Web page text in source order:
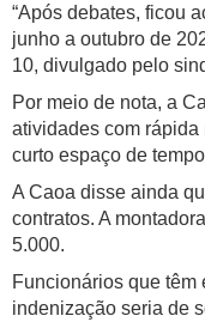
“Após debates, ficou
junho a outubro de
10, divulgado pelo
Por meio de nota, a
atividades com rápida
curto espaço de
A Caoa disse ainda
contratos. A
5.000.
Funcionários que têm
indenização seria de